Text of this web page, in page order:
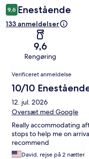
9,6 Enestående
133 anmeldelser
9,6
Rengøring
Anmeldelser
Verificeret anmeldelse
10/10
12. jul. 2026
Oversæt med Google
Really accommodating
stops to help me on
recommend
David, rejse på 2 nætter